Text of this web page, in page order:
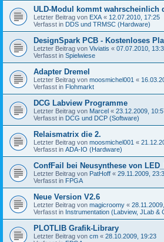
ULD-Modul kommt wahrscheinlich
Letzter Beitrag von EXA « 12.07.2010, 17:25
Verfasst in DDS und TRMSC (Hardware)
DesignSpark PCB - Kostenloses
Letzter Beitrag von Viviatis « 07.07.2010,
Verfasst in Spielwiese
Adapter Dremel
Letzter Beitrag von moosmichel001 «
Verfasst in Flohmarkt
DCG Labview Programme
Letzter Beitrag von Marcel « 23.12.2009,
Verfasst in DCG und DCP (Software)
Relaismatrix die 2.
Letzter Beitrag von moosmichel001 «
Verfasst in ADA-IO (Hardware)
ConfFail bei Neusynthese von
Letzter Beitrag von PatHoff « 29.11.2009,
Verfasst in FPGA
Neue Version V2.6
Letzter Beitrag von magicroomy «
Verfasst in Instrumentation (Labview, JLab &
PLOTLIB Grafik-Library
Letzter Beitrag von cm « 28.10.2009, 19:23